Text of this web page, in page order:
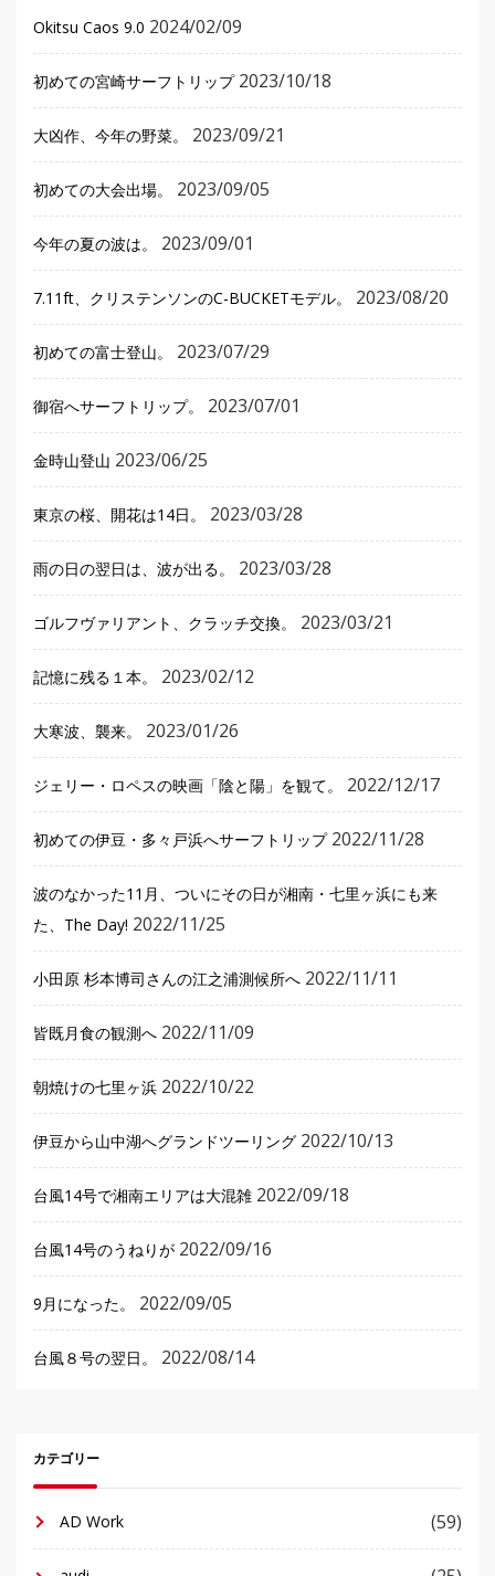
Okitsu Caos 9.0 2024/02/09
初めての宮崎サーフトリップ 2023/10/18
大凶作、今年の野菜。 2023/09/21
初めての大会出場。 2023/09/05
今年の夏の波は。 2023/09/01
7.11ft、クリステンソンのC-BUCKETモデル。 2023/08/20
初めての富士登山。 2023/07/29
御宿へサーフトリップ。 2023/07/01
金時山登山 2023/06/25
東京の桜、開花は14日。 2023/03/28
雨の日の翌日は、波が出る。 2023/03/28
ゴルフヴァリアント、クラッチ交換。 2023/03/21
記憶に残る１本。 2023/02/12
大寒波、襲来。 2023/01/26
ジェリー・ロペスの映画「陰と陽」を観て。 2022/12/17
初めての伊豆・多々戸浜へサーフトリップ 2022/11/28
波のなかった11月、ついにその日が湘南・七里ヶ浜にも来
た、The Day! 2022/11/25
小田原 杉本博司さんの江之浦測候所へ 2022/11/11
皆既月食の観測へ 2022/11/09
朝焼けの七里ヶ浜 2022/10/22
伊豆から山中湖へグランドツーリング 2022/10/13
台風14号で湘南エリアは大混雑 2022/09/18
台風14号のうねりが 2022/09/16
9月になった。 2022/09/05
台風８号の翌日。 2022/08/14
カテゴリー
AD Work (59)